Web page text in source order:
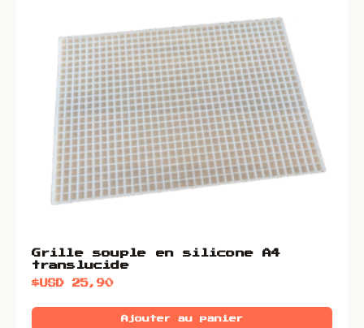
Grille souple en silicone A4
translucide
$USD25,90
Ajouter au panier